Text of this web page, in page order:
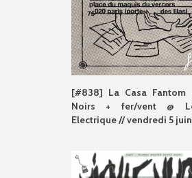
[#838] La Casa Fantom
Noirs + fer/vent @
Electrique // vendredi 5 juin